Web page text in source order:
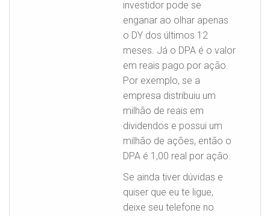
investidor pode se
enganar ao olhar apenas
o DY dos últimos 12
meses. Já o DPA é o valor
em reais pago por ação.
Por exemplo, se a
empresa distribuiu um
milhão de reais em
dividendos e possui um
milhão de ações, então o
DPA é 1,00 real por ação.
Se ainda tiver dúvidas e
quiser que eu te ligue,
deixe seu telefone no